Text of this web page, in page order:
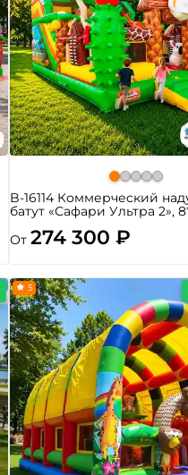
B-16114 Коммерческий
батут «Сафари Ультра 2»,
От 274 300 ₽
5